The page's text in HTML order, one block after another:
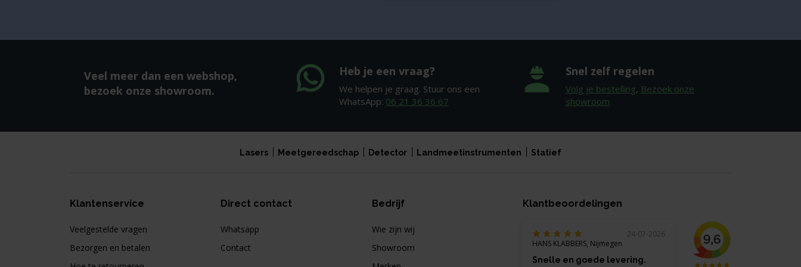
Veel meer dan een webshop,
bezoek onze showroom.
Heb je een vraag?
We helpen je graag. Stuur ons een
WhatsApp: 06 21 36 36 67
Snel zelf regelen
Volg je bestelling, Bezoek onze
showroom
Lasers Meetgereedschap Detector Landmeetinstrumenten Statief
Klantenservice
Veelgestelde vragen
Bezorgen en betalen
Direct contact
Whatsapp
Contact
Bedrijf
Wie zijn wij
Showroom
Klantbeoordelingen
24-07-2026
HANS KLABBERS, Nijmegen
Snelle en goede levering.